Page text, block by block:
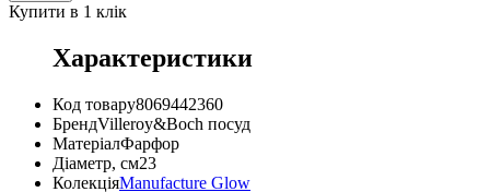
Купити в 1 клік
Характеристики
Код товару8069442360
БрендVilleroy&Boch посуд
МатеріалФарфор
Діаметр, см23
КолекціяManufacture Glow